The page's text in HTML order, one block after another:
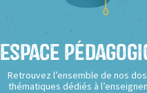
Espace
Retrouvez l’ensemble de nos
thématiques dédiés à